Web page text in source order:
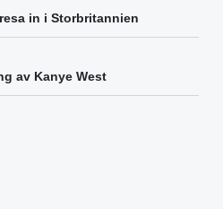
in i Storbritannien
av Kanye West